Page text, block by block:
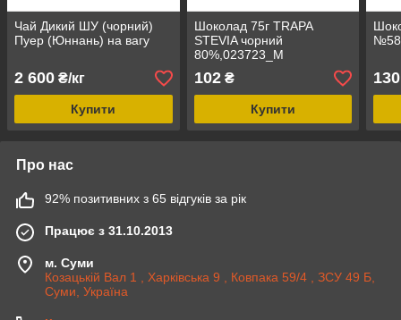
Чай Дикий ШУ (чорний)
Пуер (Юннань) на вагу
2 600 ₴/кг
Купити
Шоколад 75г TRAPA
STEVIA чорний
80%,023723_М
102₴
Купити
130
Про нас
92% позитивних з 65 відгуків за рік
Працює з 31.10.2013
м. Суми
Козацькій Вал 1 , Харківська 9 , Ковпака 59/4 , ЗСУ 49 Б,
Суми, Україна